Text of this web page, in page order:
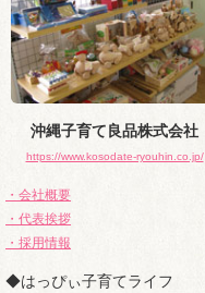
沖縄子育て良品株式会社
https://www.kosodate-ryouhin.co.jp/
・会社概要
・代表挨拶
・採用情報
◆はっぴぃ子育てライフ